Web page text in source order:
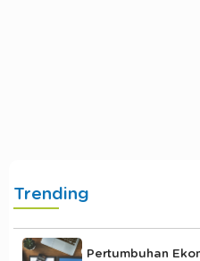
Trending
Pertumbuhan